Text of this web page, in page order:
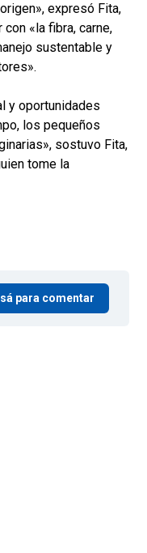
expresó Fita,
«la fibra, carne,
sustentable y
y oportunidades
los pequeños
sostuvo Fita,
tome la
para comentar